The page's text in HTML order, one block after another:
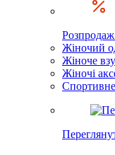
Жіночий
Жіноче
Жіночі